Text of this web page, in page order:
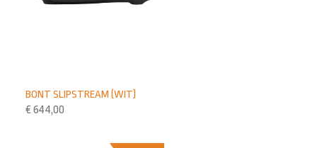
BONT SLIPSTREAM (WIT)
€ 644,00